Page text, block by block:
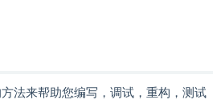
法来帮助您编写，调试，重构，测试